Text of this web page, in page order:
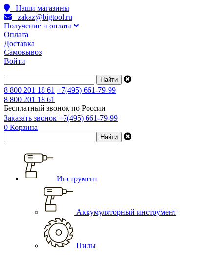
Наши магазины
zakaz@bigtool.ru
Получение и оплата
Оплата
Доставка
Самовывоз
Войти
8 800 201 18 61 +7(495) 661-79-99
8 800 201 18 61
Бесплатный звонок по России
Заказать звонок +7(495) 661-79-99
0 Корзина
Инструмент
Аккумуляторный инструмент
Пилы